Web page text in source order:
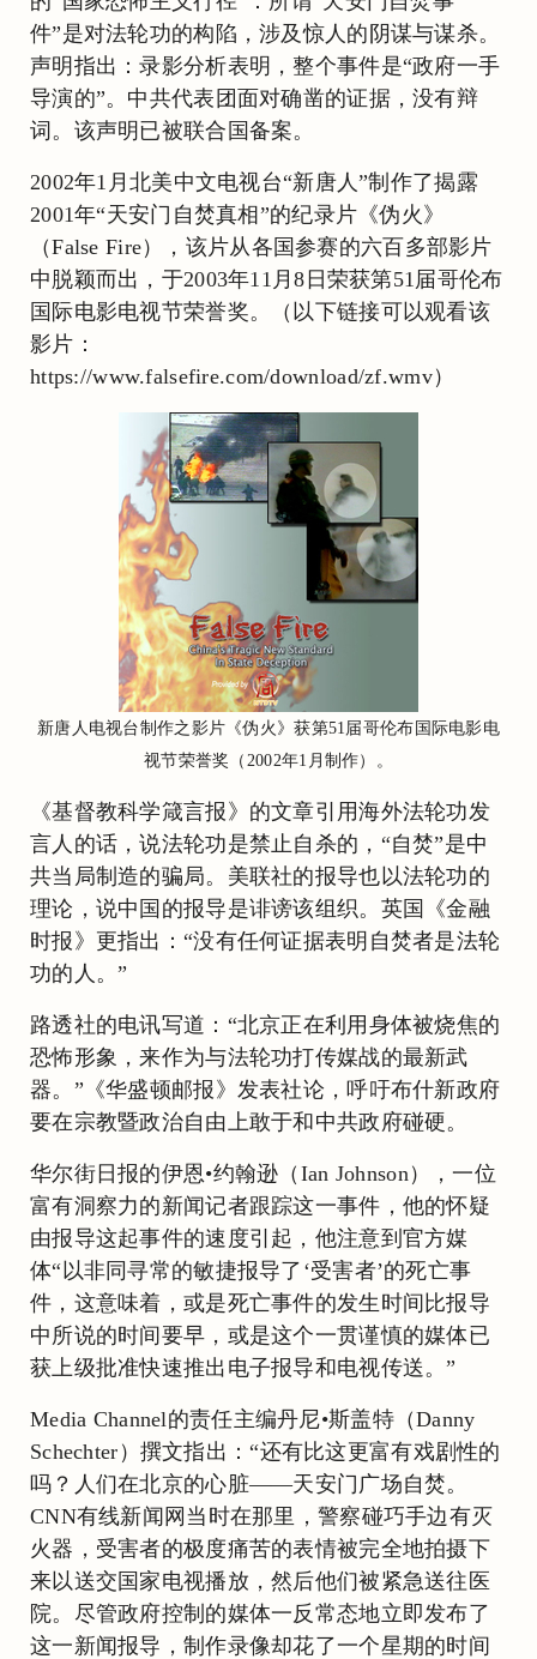
件”是对法轮功的构陷，涉及惊人的阴谋与谋杀。
声明指出：录影分析表明，整个事件是“政府一手
导演的”。中共代表团面对确凿的证据，没有辩
词。该声明已被联合国备案。
2002年1月北美中文电视台“新唐人”制作了揭露
2001年“天安门自焚真相”的纪录片《伪火》
（False Fire），该片从各国参赛的六百多部影片
中脱颖而出，于2003年11月8日荣获第51届哥伦布
国际电影电视节荣誉奖。（以下链接可以观看该
影片：
https://www.falsefire.com/download/zf.wmv）
新唐人电视台制作之影片《伪火》获第51届哥伦布国际电影电
视节荣誉奖（2002年1月制作）。
《基督教科学箴言报》的文章引用海外法轮功发
言人的话，说法轮功是禁止自杀的，“自焚”是中
共当局制造的骗局。美联社的报导也以法轮功的
理论，说中国的报导是诽谤该组织。英国《金融
时报》更指出：“没有任何证据表明自焚者是法轮
功的人。”
路透社的电讯写道：“北京正在利用身体被烧焦的
恐怖形象，来作为与法轮功打传媒战的最新武
器。”《华盛顿邮报》发表社论，呼吁布什新政府
要在宗教暨政治自由上敢于和中共政府碰硬。
华尔街日报的伊恩•约翰逊（Ian Johnson），一位
富有洞察力的新闻记者跟踪这一事件，他的怀疑
由报导这起事件的速度引起，他注意到官方媒
体“以非同寻常的敏捷报导了‘受害者’的死亡事
件，这意味着，或是死亡事件的发生时间比报导
中所说的时间要早，或是这个一贯谨慎的媒体已
获上级批准快速推出电子报导和电视传送。”
Media Channel的责任主编丹尼•斯盖特（Danny
Schechter）撰文指出：“还有比这更富有戏剧性的
吗？人们在北京的心脏——天安门广场自焚。
CNN有线新闻网当时在那里，警察碰巧手边有灭
火器，受害者的极度痛苦的表情被完全地拍摄下
来以送交国家电视播放，然后他们被紧急送往医
院。尽管政府控制的媒体一反常态地立即发布了
这一新闻报导，制作录像却花了一个星期的时间